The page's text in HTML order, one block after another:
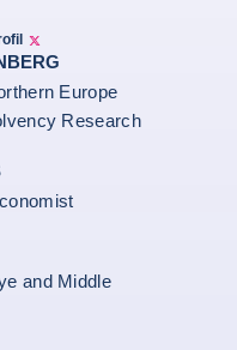
twitter
Europe
Research
and Middle